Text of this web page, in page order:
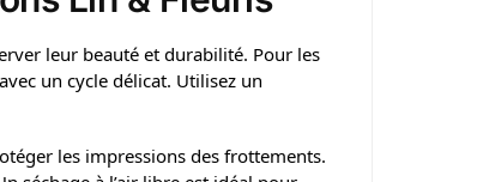
leur beauté et durabilité. Pour les
un cycle délicat. Utilisez un
les impressions des frottements.